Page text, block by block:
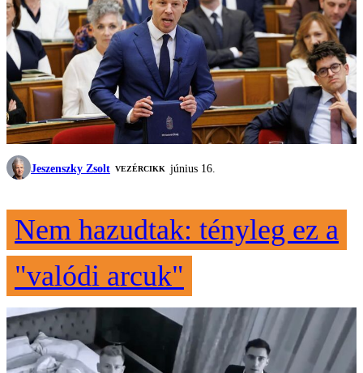
Jeszenszky Zsolt VEZÉRCIKK június 16.
Nem hazudtak: tényleg ez a
"valódi arcuk"